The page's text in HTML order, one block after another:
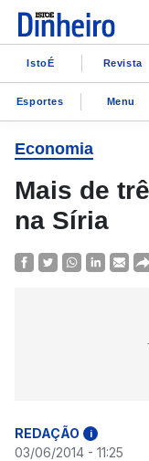
IstoÉ Revista
Esportes Menu
Economia
Mais de
na Síria
REDAÇÃO i
03/06/2014 - 11:25